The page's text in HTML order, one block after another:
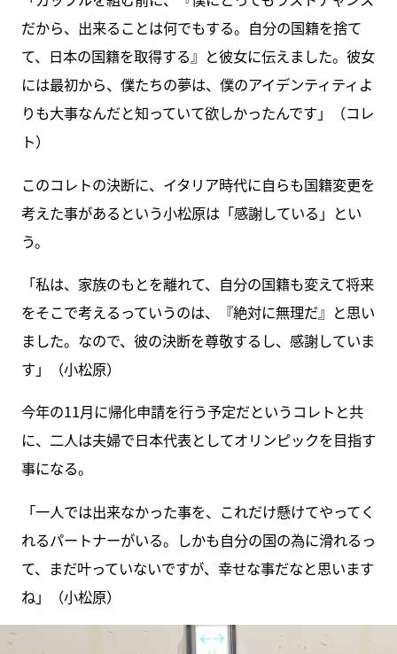
だから、出来ることは何でもする。自分の国籍を捨て
て、日本の国籍を取得する』と彼女に伝えました。彼女
には最初から、僕たちの夢は、僕のアイデンティティよ
りも大事なんだと知っていて欲しかったんです」（コレ
ト）
このコレトの決断に、イタリア時代に自らも国籍変更を
考えた事があるという小松原は「感謝している」とい
う。
「私は、家族のもとを離れて、自分の国籍も変えて将来
をそこで考えるっていうのは、『絶対に無理だ』と思い
ました。なので、彼の決断を尊敬するし、感謝していま
す」（小松原）
今年の11月に帰化申請を行う予定だというコレトと共
に、二人は夫婦で日本代表としてオリンピックを目指す
事になる。
「一人では出来なかった事を、これだけ懸けてやってく
れるパートナーがいる。しかも自分の国の為に滑れるっ
て、まだ叶っていないですが、幸せな事だなと思います
ね」（小松原）